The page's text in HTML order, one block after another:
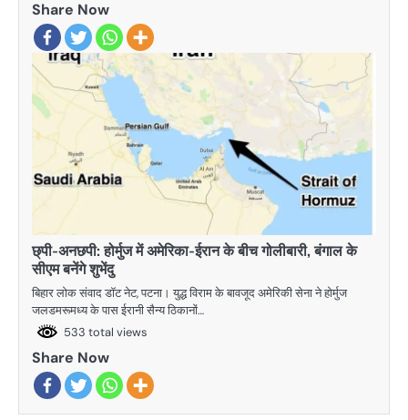
Share Now
छ्पी-अनछपी: होर्मुज में अमेरिका-ईरान के बीच गोलीबारी, बंगाल के
सीएम बनेंगे शुभेंदु
बिहार लोक संवाद डॉट नेट, पटना। युद्ध विराम के बावजूद अमेरिकी सेना ने होर्मुज
जलडमरूमध्य के पास ईरानी सैन्य ठिकानों…
533 total views
Share Now